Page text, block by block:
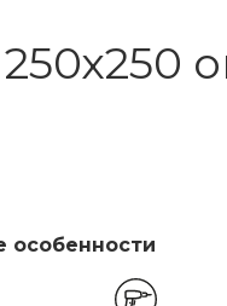
особенности